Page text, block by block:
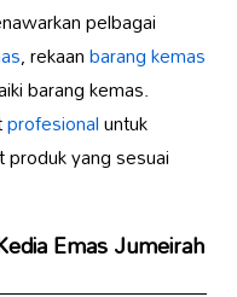
pelbagai
, rekaanbarang kemas
barang kemas.
profesionaluntuk
yang sesuai
Emas Jumeirah